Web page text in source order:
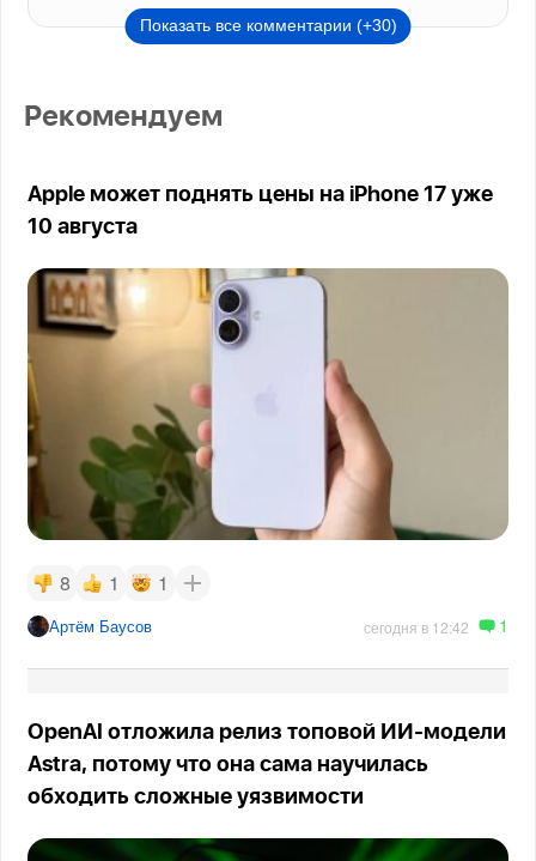
Показать все комментарии (+30)
Рекомендуем
Apple может поднять цены на iPhone 17 уже
10 августа
8 1 1
Артём Баусов сегодня в 12:42 1
OpenAI отложила релиз топовой ИИ-модели
Astra, потому что она сама научилась
обходить сложные уязвимости